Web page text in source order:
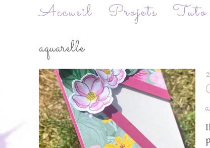
Accueil Projets Tuto
aquarelle